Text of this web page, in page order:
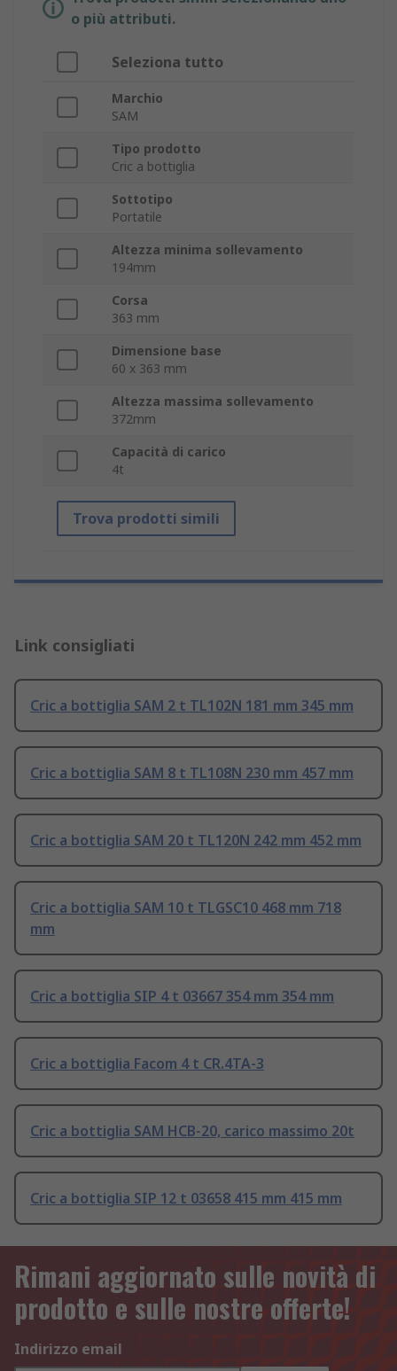
o più attributi.
Seleziona tutto
Marchio
SAM
Tipo prodotto
Cric a bottiglia
Sottotipo
Portatile
Altezza minima sollevamento
194mm
Corsa
363 mm
Dimensione base
60 x 363 mm
Altezza massima sollevamento
372mm
Capacità di carico
4t
Trova prodotti simili
Link consigliati
Cric a bottiglia SAM 2 t TL102N 181 mm 345 mm
Cric a bottiglia SAM 8 t TL108N 230 mm 457 mm
Cric a bottiglia SAM 20 t TL120N 242 mm 452 mm
Cric a bottiglia SAM 10 t TLGSC10 468 mm 718
mm
Cric a bottiglia SIP 4 t 03667 354 mm 354 mm
Cric a bottiglia Facom 4 t CR.4TA-3
Cric a bottiglia SAM HCB-20, carico massimo 20t
Cric a bottiglia SIP 12 t 03658 415 mm 415 mm
Rimani aggiornato sulle novità di
prodotto e sulle nostre offerte!
Indirizzo email